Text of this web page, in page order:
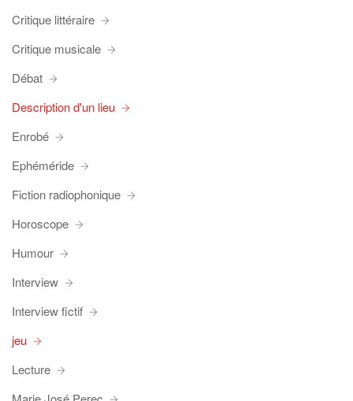
Critique littéraire
Critique musicale
Débat
Description d'un lieu
Enrobé
Ephéméride
Fiction radiophonique
Horoscope
Humour
Interview
Interview fictif
jeu
Lecture